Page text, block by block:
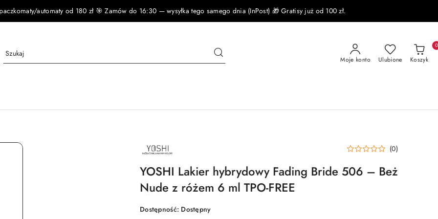
automaty od 180 zł 🎯 Zamów do 16:30 — wysyłka tego samego dnia (InPost) 🎁 Gratisy już od 100 zł.
Moje konto Ulubione Koszyk
0
NAZWA
PRODUCENTA: (0)
YOSHI Lakier hybrydowy Fading Bride 506 – Beż
Nude z różem 6 ml TPO-FREE
Dostępność: Dostępny